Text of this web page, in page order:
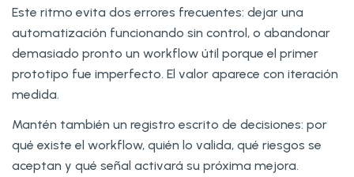
Este ritmo evita dos errores frecuentes: dejar una
automatización funcionando sin control, o abandonar
demasiado pronto un workflow útil porque el primer
prototipo fue imperfecto. El valor aparece con iteración
medida.
Mantén también un registro escrito de decisiones: por
qué existe el workflow, quién lo valida, qué riesgos se
aceptan y qué señal activará su próxima mejora.